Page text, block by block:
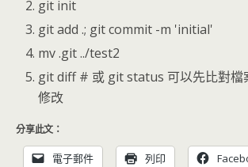
git init
git add .; git commit -m 'initial'
mv .git ../test2
git diff # 或 git status 可以先比對檔
修改
分享此文：
電子郵件 列印